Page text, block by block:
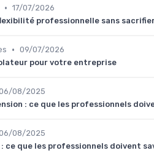
• 17/07/2026
professionnelle sans
• 09/07/2026
pour votre entreprise
08/2025
: ce que les professionnels
08/2025
ce que les professionnels doivent